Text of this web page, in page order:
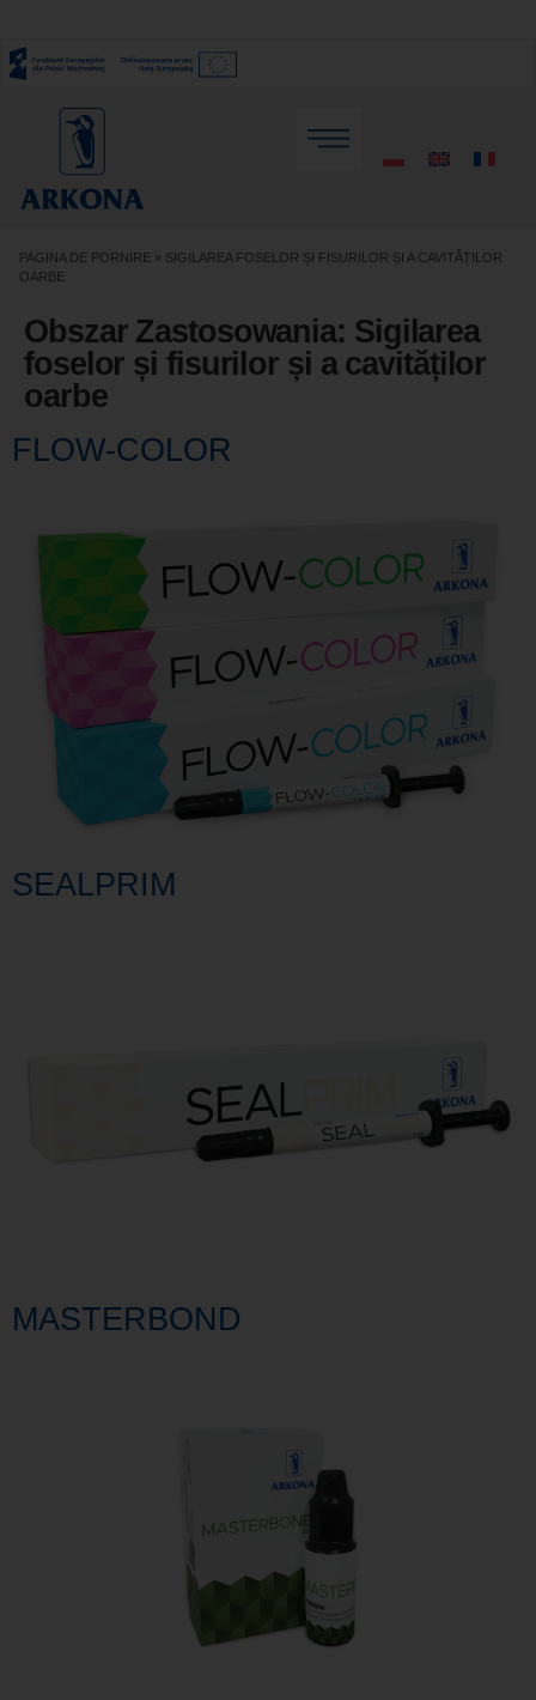
PAGINA DE PORNIRE » SIGILAREA FOSELOR ȘI FISURILOR ȘI A CAVITĂȚILOR
OARBE
Obszar Zastosowania: Sigilarea
foselor și fisurilor și a cavităților
oarbe
FLOW-COLOR
SEALPRIM
MASTERBOND